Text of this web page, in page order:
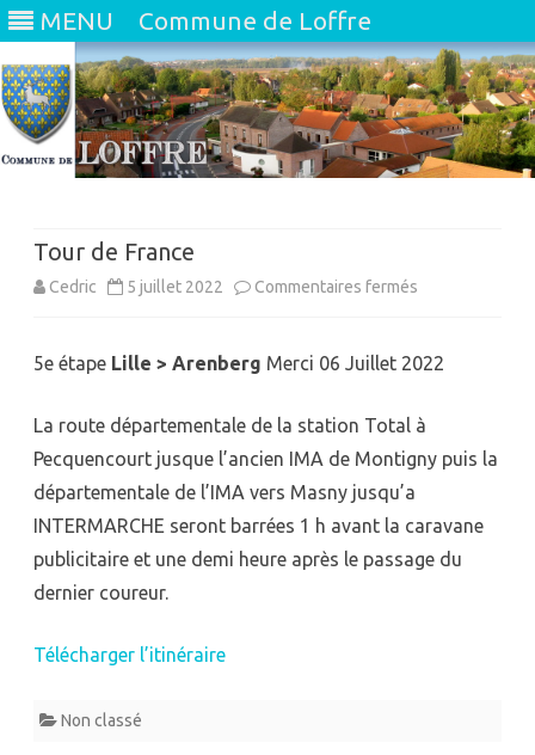
MENU Commune de Loffre
Tour de France
Cedric 5 juillet 2022 Commentaires fermés
de
5e étape Lille > Arenberg Merci 06 Juillet 2022
La route départementale de la station Total à
Pecquencourt jusque l’ancien IMA de Montigny puis la
départementale de l’IMA vers Masny jusqu’a
INTERMARCHE seront barrées 1 h avant la caravane
publicitaire et une demi heure après le passage du
dernier coureur.
Télécharger l’itinéraire
Non classé